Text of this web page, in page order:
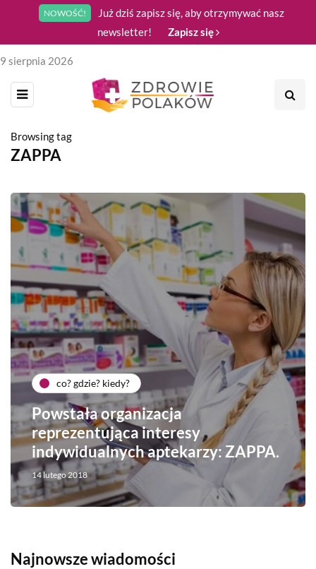
NOWOŚĆ!
Już dziś zapisz się, aby otrzymywać nasz
newsletter!
Zapisz się
9 sierpnia 2026
Browsing tag
ZAPPA
co? gdzie? kiedy?
Powstała organizacja
reprezentująca interesy
indywidualnych aptekarzy: ZAPPA.
14 lutego 2018
Najnowsze wiadomości